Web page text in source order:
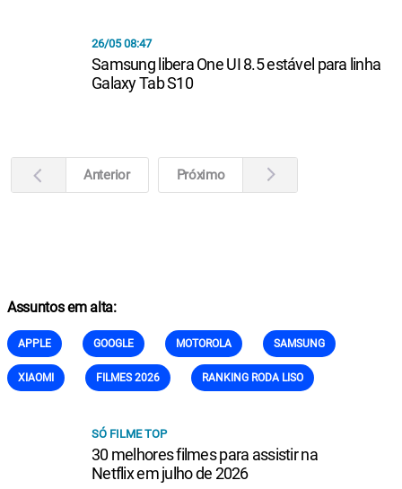
26/05 08:47
Samsung libera One UI 8.5 estável para linha
Galaxy Tab S10
Anterior Próximo
Assuntos em alta:
APPLE GOOGLE MOTOROLA SAMSUNG
XIAOMI FILMES 2026 RANKING RODA LISO
SÓ FILME TOP
30 melhores filmes para assistir na
Netflix em julho de 2026